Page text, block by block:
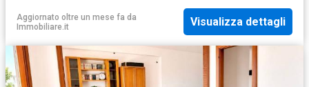
Aggiornato oltre un mese fa da
Immobiliare.it
Visualizza dettagli